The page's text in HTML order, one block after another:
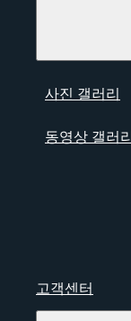
사진 갤러리
동영상 갤러리
고객센터